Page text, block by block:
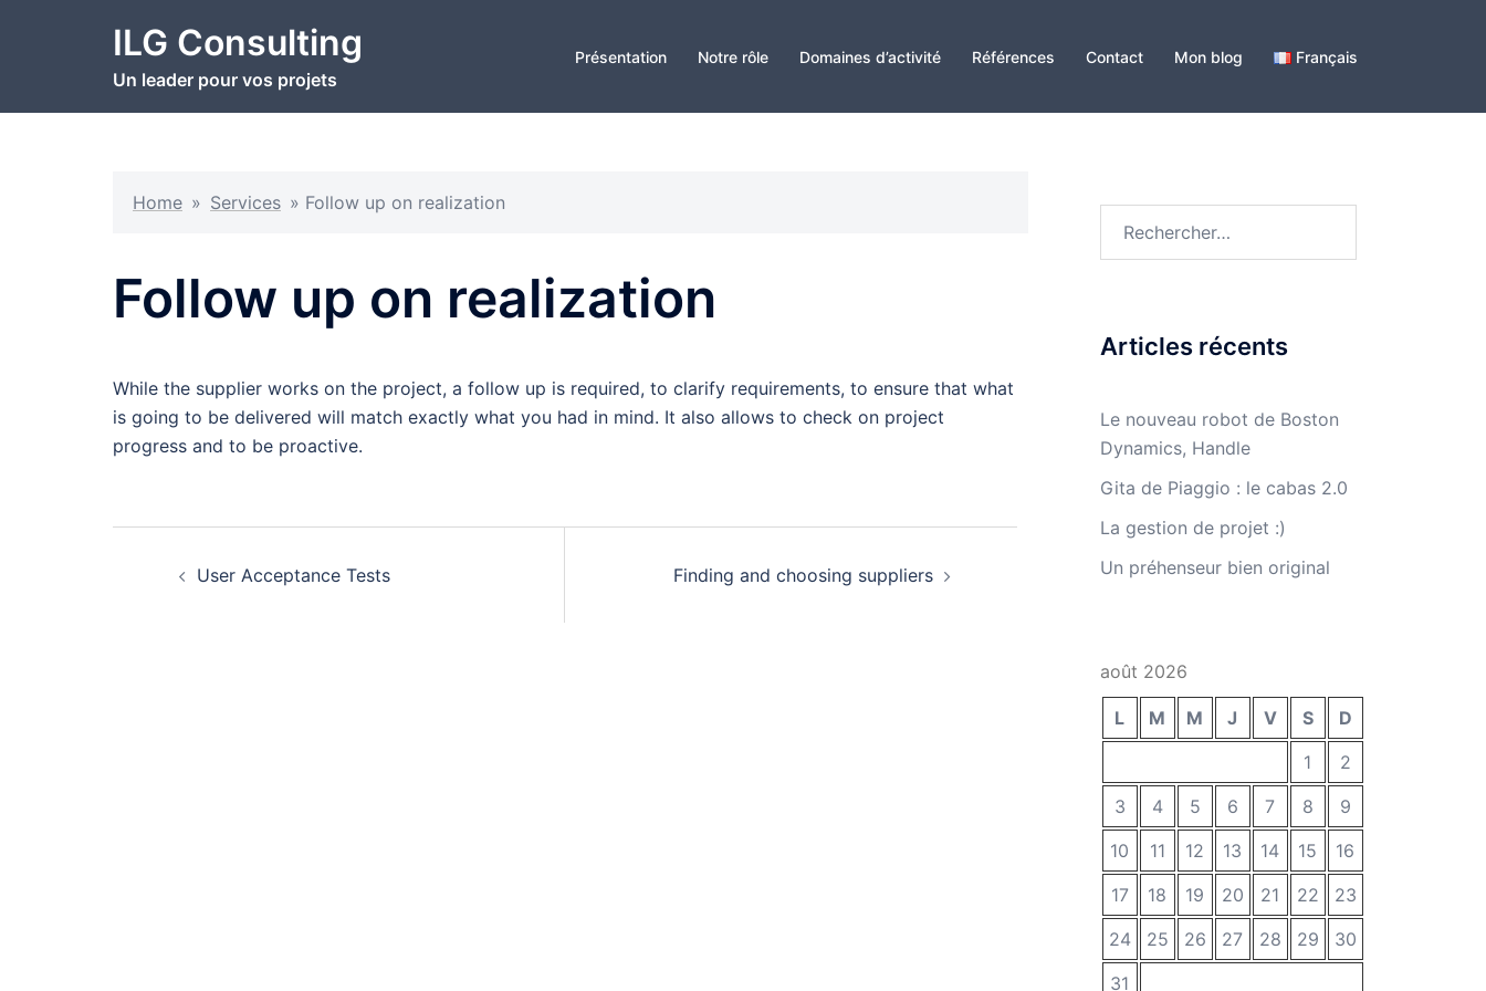
ILG Consulting
Un leader pour vos projets
Présentation Notre rôle Domaines d’activité Références Contact Mon blog Français
Home » Services » Follow up on realization
Follow up on realization
While the supplier works on the project, a follow up is required, to clarify requirements, to ensure that what
is going to be delivered will match exactly what you had in mind. It also allows to check on project
progress and to be proactive.
d’article
User Acceptance Tests Finding and choosing suppliers
Articles récents
Le nouveau robot de Boston
Dynamics, Handle
Gita de Piaggio : le cabas 2.0
La gestion de projet :)
Un préhenseur bien original
août 2026
L M M J V S
D
1
2
3
4 5 6 7 8
9
10
11 12 13 14 15
16
17
18 19 20 21 22
23
24
25 26 27 28 29
30
31